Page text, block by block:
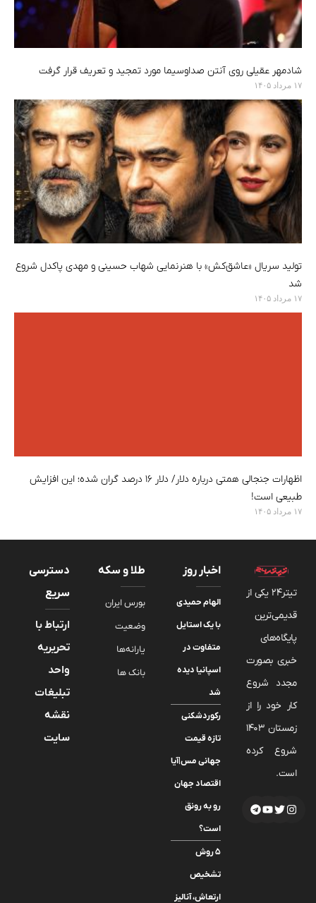
شادمهر عقیلی روی آنتن صداوسیما مورد تمجید و تعریف قرار گرفت
۱۷ مرداد ۱۴۰۵
تولید سریال «عاشق‌کش» با هنرنمایی شهاب حسینی و مهدی پاکدل شروع
شد
۱۷ مرداد ۱۴۰۵
اظهارات جنجالی همتی درباره دلار/ دلار ۱۶ درصد گران شده؛ این افزایش
طبیعی است!
۱۷ مرداد ۱۴۰۵
تیتر24 یکی از
قدیمی‌ترین
پایگاه‌های
خبری بصورت
مجدد شروع
کار خود را از
زمستان 1403
شروع کرده
است.
اخبار روز
الهام حمیدی
با یک استایل
متفاوت در
اسپانیا دیده
شد
رکوردشکنی
تازه قیمت
جهانی مس|آیا
اقتصاد جهان
رو به رونق
است؟
۵ روش
تشخیص
ارتعاش، آنالیز
طلا و سکه
بورس ایران
وضعیت
یارانه‌ها
بانک ها
دسترسی
سریع
ارتباط با
تحریریه
واحد
تبلیغات
نقشه
سایت